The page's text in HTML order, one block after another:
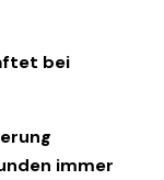
bei
immer